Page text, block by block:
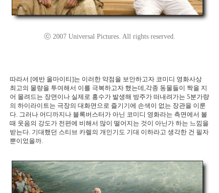
ⓒ 2007 Universal Pictures. All rights reserved.
따라서 [에반 올마이티]는 이러한 약점을 보안하고자 코미디 영화사상
최고의 물량을 투여해서 이를 극복하고자 했는데,각종 동물들이 짝을 지
어 몰려드는 장면이나 실제로 홍수가 발생해 방주가 떠내려가는 5분가량
의 하이라이트는 극장의 대화면으로 즐기기에 손색이 없는 장관을 이룬
다. 그러나 어디까지나 블록버스터가 아닌 코미디 영화라는 측면에서 볼
때 웃음의 강도가 전편에 비해서 많이 떨어지는 것이 아닌가 하는 느낌을
받는다. 기대했던 스티브 카렐의 개인기도 기대 이하라고 생각한 건 필자
뿐이었을까.